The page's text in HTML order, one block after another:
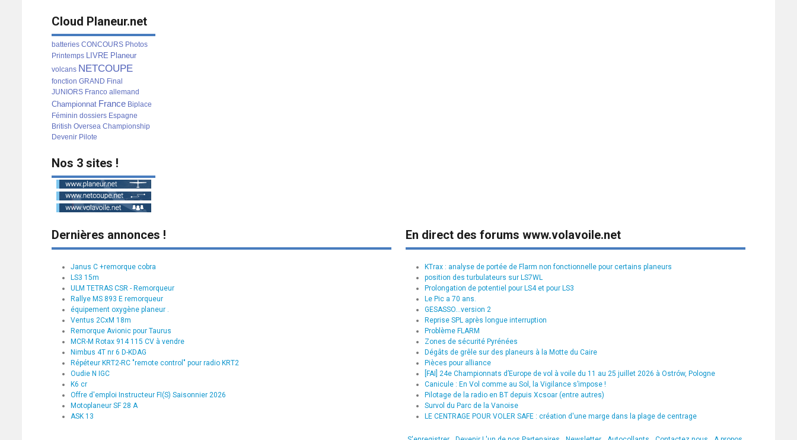
Cloud Planeur.net
batteries CONCOURS Photos
Printemps LIVRE Planeur
volcans NETCOUPE
fonction GRAND Final
JUNIORS Franco allemand
Championnat France Biplace
Féminin dossiers Espagne
British Oversea Championship
Devenir Pilote
Nos 3 sites !
Dernières annonces !
Janus C +remorque cobra
LS3 15m
ULM TETRAS CSR - Remorqueur
Rallye MS 893 E remorqueur
équipement oxygène planeur .
Ventus 2CxM 18m
Remorque Avionic pour Taurus
MCR-M Rotax 914 115 CV à vendre
Nimbus 4T nr 6 D-KDAG
Répéteur KRT2-RC "remote control" pour radio KRT2
Oudie N IGC
K6 cr
Offre d'emploi Instructeur FI(S) Saisonnier 2026
Motoplaneur SF 28 A
ASK 13
En direct des forums www.volavoile.net
KTrax : analyse de portée de Flarm non fonctionnelle pour certains planeurs
position des turbulateurs sur LS7WL
Prolongation de potentiel pour LS4 et pour LS3
Le Pic a 70 ans.
GESASSO...version 2
Reprise SPL après longue interruption
Problème FLARM
Zones de sécurité Pyrénées
Dégâts de grêle sur des planeurs à la Motte du Caire
Pièces pour alliance
[FAI] 24e Championnats d’Europe de vol à voile du 11 au 25 juillet 2026 à Ostrów, Pologne
Canicule : En Vol comme au Sol, la Vigilance s’impose !
Pilotage de la radio en BT depuis Xcsoar (entre autres)
Survol du Parc de la Vanoise
LE CENTRAGE POUR VOLER SAFE : création d'une marge dans la plage de centrage